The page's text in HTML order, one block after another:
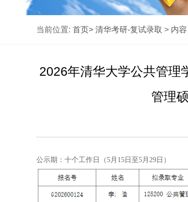
当前位置: 首页> 清华考研-复试录取 > 内容
2026年清华大学公共管理
管理
公示期：十个工作日（5月15日至5月29日）